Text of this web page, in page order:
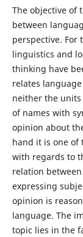
The objective of
between
perspective. For
linguistics and
thinking have
relates
neither the
of names with
opinion about
hand it is one of
with regards to
relation
expressing
opinion is
language. The
topic lies in the